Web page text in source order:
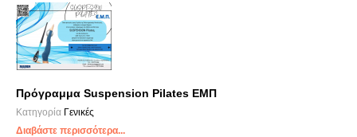
Πρόγραμμα Suspension Pilates ΕΜΠ
Κατηγορία Γενικές
Διαβάστε περισσότερα...